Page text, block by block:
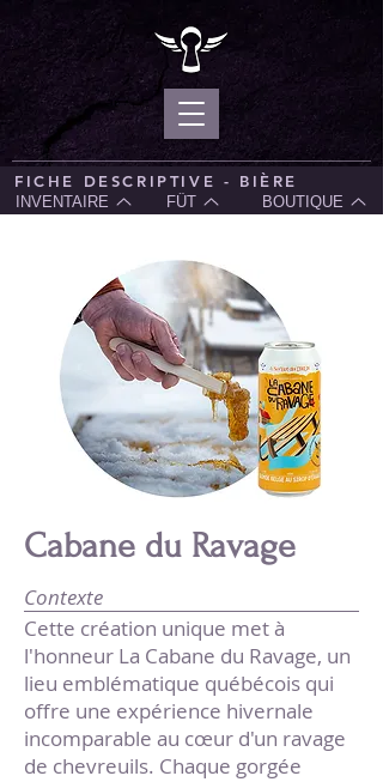
FICHE DESCRIPTIVE - BIÈRE
INVENTAIRE FÛT BOUTIQUE
Cabane du Ravage
Contexte
Cette création unique met à
l'honneur La Cabane du Ravage, un
lieu emblématique québécois qui
offre une expérience hivernale
incomparable au cœur d'un ravage
de chevreuils. Chaque gorgée